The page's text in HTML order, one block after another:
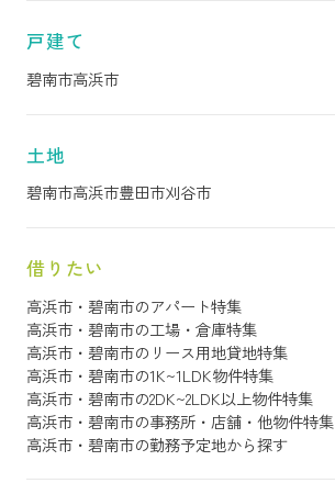
戸建て
碧南市高浜市
土地
碧南市高浜市豊田市刈谷市
借りたい
高浜市・碧南市のアパート特集
高浜市・碧南市の工場・倉庫特集
高浜市・碧南市のリース用地貸地特集
高浜市・碧南市の1K~1LDK物件特集
高浜市・碧南市の2DK~2LDK以上物件特集
高浜市・碧南市の事務所・店舗・他物件特集
高浜市・碧南市の勤務予定地から探す